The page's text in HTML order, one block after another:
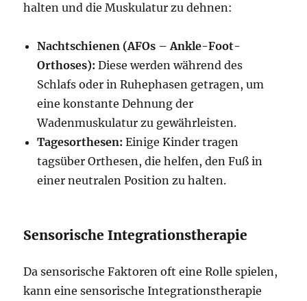
halten und die Muskulatur zu dehnen:
Nachtschienen (AFOs – Ankle-Foot-
Orthoses): Diese werden während des
Schlafs oder in Ruhephasen getragen, um
eine konstante Dehnung der
Wadenmuskulatur zu gewährleisten.
Tagesorthesen: Einige Kinder tragen
tagsüber Orthesen, die helfen, den Fuß in
einer neutralen Position zu halten.
Sensorische Integrationstherapie
Da sensorische Faktoren oft eine Rolle spielen,
kann eine sensorische Integrationstherapie